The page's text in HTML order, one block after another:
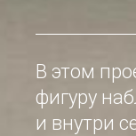
В этом
фигуру
и внутри